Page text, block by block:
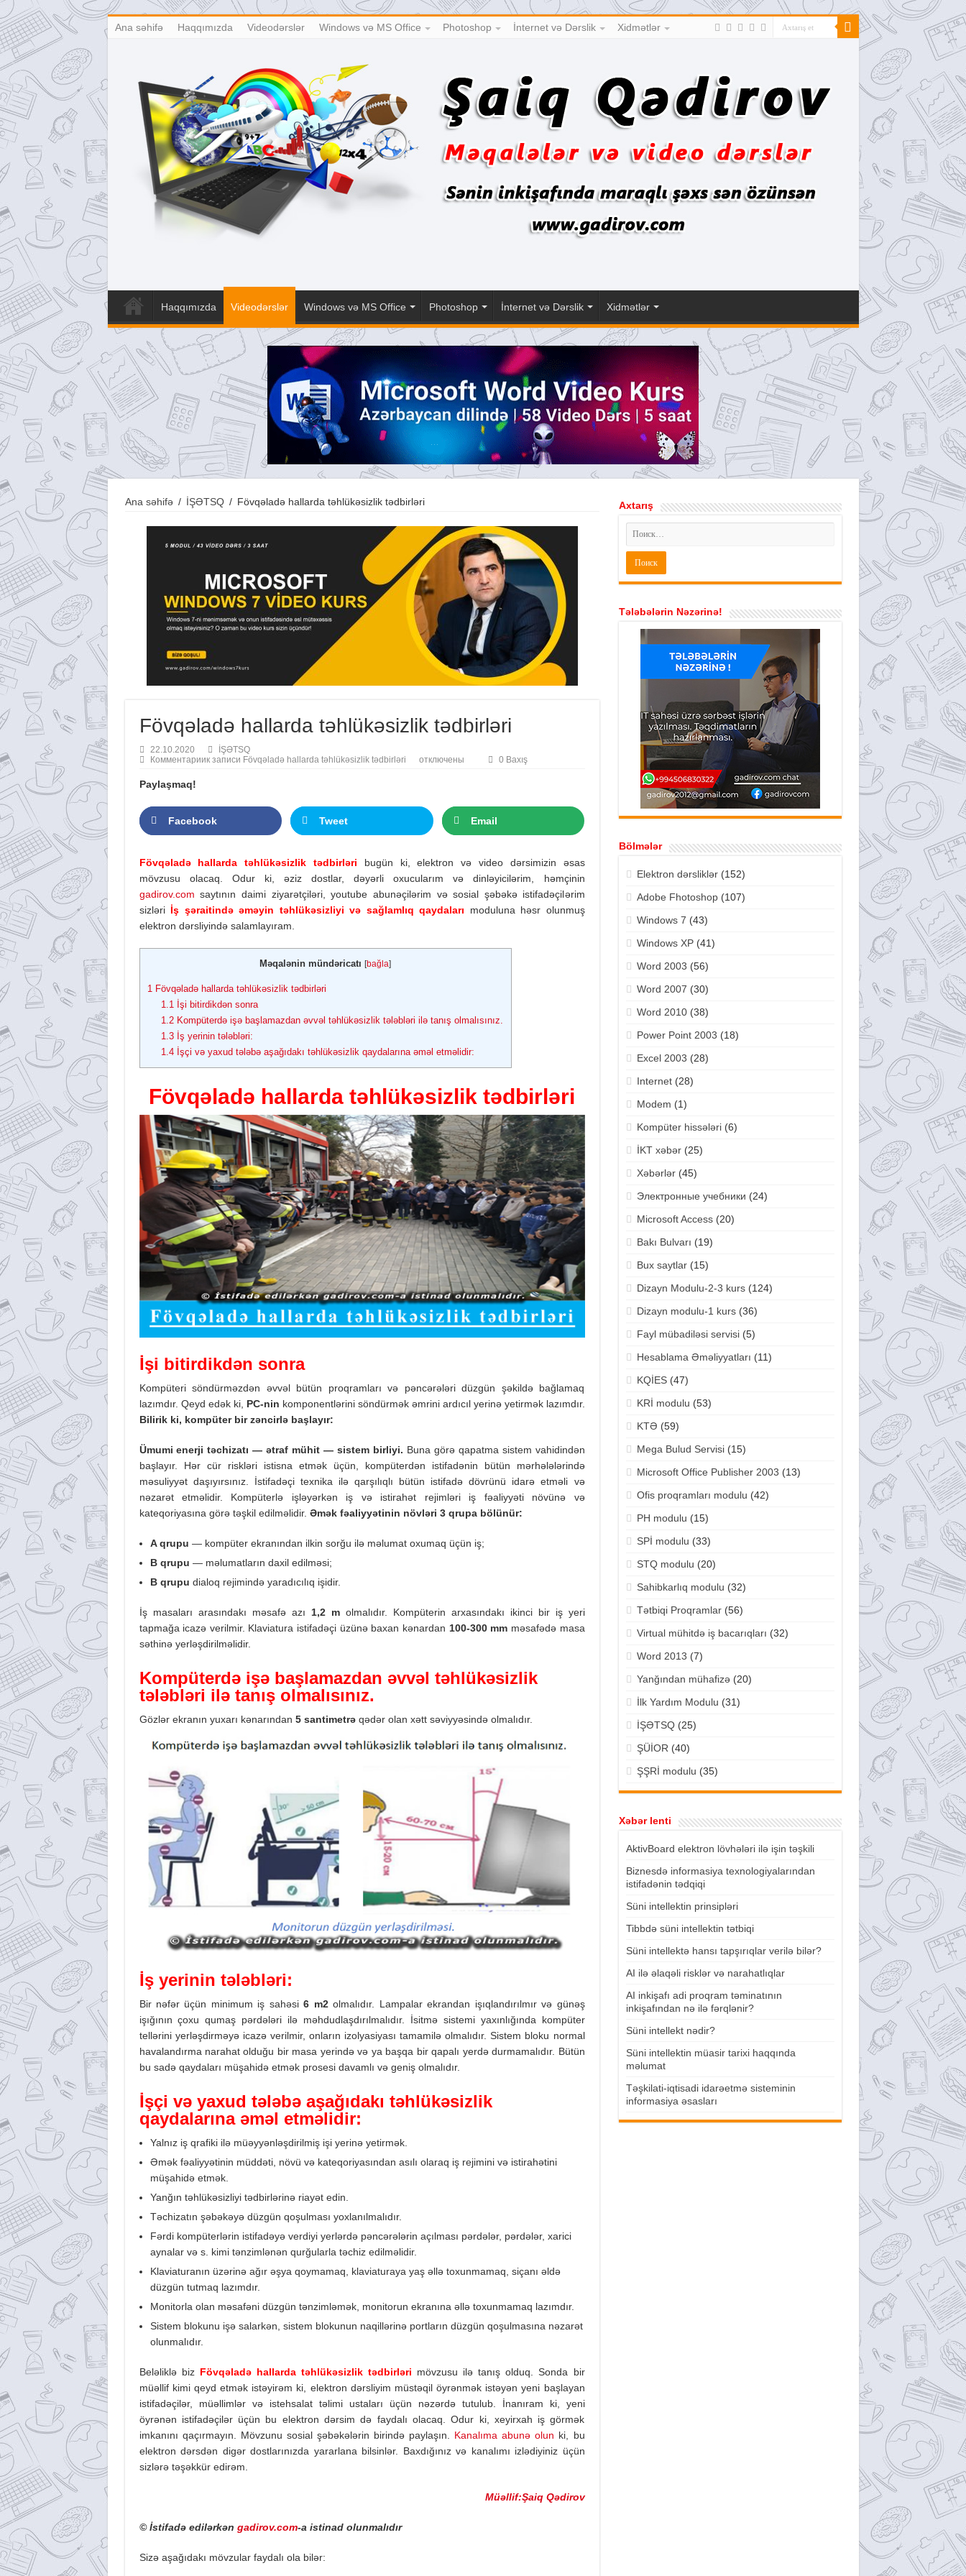
Ana səhifə Haqqımızda Videodərslər Windows və MS Office Photoshop İnternet və Dərslik Xidmətlər
Haqqımızda Videodərslər Windows və MS Office Photoshop İnternet və Dərslik Xidmətlər
Ana səhifə / İŞƏTSQ / Fövqəladə hallarda təhlükəsizlik tədbirləri
Fövqəladə hallarda təhlükəsizlik tədbirləri
22.10.2020
İŞƏTSQ
Комментариик записи Fövqəladə hallarda təhlükəsizlik tədbirləri отключены 0 Baxış
Paylaşmaq!
Facebook Tweet Email
Fövqəladə hallarda təhlükəsizlik tədbirləri bugün ki, elektron və video dərsimizin əsas
mövzusu olacaq. Odur ki, əziz dostlar, dəyərli oxucularım və dinləyicilərim, həmçinin
gadirov.com saytının daimi ziyarətçiləri, youtube abunəçilərim və sosial şəbəkə istifadəçilərim
sizləri İş şəraitində əməyin təhlükəsizliyi və sağlamlıq qaydaları moduluna həsr olunmuş
elektron dərsliyində salamlayıram.
Məqalənin mündəricatı [bağla]
1Fövqəladə hallarda təhlükəsizlik tədbirləri
1.1 İşi bitirdikdən sonra
1.2 Kompüterdə işə başlamazdan əvvəl təhlükəsizlik tələbləri ilə tanış olmalısınız.
1.3 İş yerinin tələbləri:
1.4 İşçi və yaxud tələbə aşağıdakı təhlükəsizlik qaydalarına əməl etməlidir:
Fövqəladə hallarda təhlükəsizlik tədbirləri
İşi bitirdikdən sonra
Kompüteri söndürməzdən əvvəl bütün proqramları və pəncərələri düzgün şəkildə bağlamaq
lazımdır. Qeyd edək ki, PC-nin komponentlərini söndürmək əmrini ardıcıl yerinə yetirmək lazımdır.
Bilirik ki, kompüter bir zəncirlə başlayır:
Ümumi enerji təchizatı — ətraf mühit — sistem birliyi. Buna görə qapatma sistem vahidindən
başlayır. Hər cür riskləri istisna etmək üçün, kompüterdən istifadənin bütün mərhələlərində
məsuliyyət daşıyırsınız. İstifadəçi texnika ilə qarşılıqlı bütün istifadə dövrünü idarə etməli və
nəzarət etməlidir. Kompüterlə işləyərkən iş və istirahət rejimləri iş fəaliyyəti növünə və
kateqoriyasına görə təşkil edilməlidir. Əmək fəaliyyətinin növləri 3 qrupa bölünür:
Aqrupu — kompüter ekranından ilkin sorğu ilə məlumat oxumaq üçün iş;
B qrupu — məlumatların daxil edilməsi;
B qrupu dialoq rejimində yaradıcılıq işidir.
İş masaları arasındakı məsafə azı 1,2 molmalıdır. Kompüterin arxasındakı ikinci bir iş yeri
tapmağa icazə verilmir. Klaviatura istifadəçi üzünə baxan kənardan 100-300 mm məsafədə masa
səthinə yerləşdirilməlidir.
Kompüterdə işə başlamazdan əvvəl təhlükəsizlik
tələbləri ilə tanış olmalısınız.
Gözlər ekranın yuxarı kənarından 5 santimetrə qədər olan xətt səviyyəsində olmalıdır.
İş yerinin tələbləri:
Bir nəfər üçün minimum iş sahəsi6 m2olmalıdır. Lampalar ekrandan işıqlandırılmır və günəş
işığının çoxu qumaş pərdələri ilə məhdudlaşdırılmalıdır. İsitmə sistemi yaxınlığında kompüter
tellərini yerləşdirməyə icazə verilmir, onların izolyasiyası tamamilə olmalıdır. Sistem bloku normal
havalandırma narahat olduğu bir masa yerində və ya başqa bir qapalı yerdə durmamalıdır. Bütün
bu sadə qaydaları müşahidə etmək prosesi davamlı və geniş olmalıdır.
İşçi və yaxud tələbə aşağıdakı təhlükəsizlik
qaydalarına əməl etməlidir:
Yalnız iş qrafiki ilə müəyyənləşdirilmiş işi yerinə yetirmək.
Əmək fəaliyyətinin müddəti, növü və kateqoriyasından asılı olaraq iş rejimini və istirahətini
müşahidə etmək.
Yanğın təhlükəsizliyi tədbirlərinə riayət edin.
Təchizatın şəbəkəyə düzgün qoşulması yoxlanılmalıdır.
Fərdi kompüterlərin istifadəyə verdiyi yerlərdə pəncərələrin açılması pərdələr, pərdələr, xarici
aynalar və s. kimi tənzimlənən qurğularla təchiz edilməlidir.
Klaviaturanın üzərinə ağır əşya qoymamaq, klaviaturaya yaş əllə toxunmamaq, siçanı əldə
düzgün tutmaq lazımdır.
Monitorla olan məsafəni düzgün tənzimləmək, monitorun ekranına əllə toxunmamaq lazımdır.
Sistem blokunu işə salarkən, sistem blokunun naqillərinə portların düzgün qoşulmasına nəzarət
olunmalıdır.
Beləliklə biz Fövqəladə hallarda təhlükəsizlik tədbirləri mövzusu ilə tanış olduq. Sonda bir
müəllif kimi qeyd etmək istəyirəm ki, elektron dərsliyim müstəqil öyrənmək istəyən yeni başlayan
istifadəçilər, müəllimlər və istehsalat təlimi ustaları üçün nəzərdə tutulub. İnanıram ki, yeni
öyrənən istifadəçilər üçün bu elektron dərsim də faydalı olacaq. Odur ki, xeyirxah iş görmək
imkanını qaçırmayın. Mövzunu sosial şəbəkələrin birində paylaşın. Kanalıma abunə olun ki, bu
elektron dərsdən digər dostlarınızda yararlana bilsinlər. Baxdığınız və kanalımı izlədiyiniz üçün
sizlərə təşəkkür edirəm.
Müəllif:Şaiq Qədirov
© İstifadə edilərkən gadirov.com-a istinad olunmalıdır
Sizə aşağıdakı mövzular faydalı ola bilər:
Axtarış
Tələbələrin Nəzərinə!
Bölmələr
Elektron dərsliklər(152)
Adobe Fhotoshop(107)
Windows 7 (43)
Windows XP(41)
Word 2003 (56)
Word 2007 (30)
Word 2010(38)
Power Point 2003 (18)
Excel 2003 (28)
Internet(28)
Modem (1)
Kompüter hissələri(6)
İKT xəbər(25)
Xəbərlər(45)
Электронные учебники (24)
Microsoft Access(20)
Bakı Bulvarı (19)
Bux saytlar(15)
Dizayn Modulu-2-3 kurs(124)
Dizayn modulu-1 kurs(36)
Fayl mübadiləsi servisi(5)
Hesablama Əməliyyatları (11)
KQİES(47)
KRİ modulu (53)
KTƏ (59)
Mega Bulud Servisi(15)
Microsoft Office Publisher 2003 (13)
Ofis proqramları modulu (42)
PH modulu (15)
SPİ modulu (33)
STQ modulu (20)
Sahibkarlıq modulu (32)
Tətbiqi Proqramlar(56)
Virtual mühitdə iş bacarıqları (32)
Word 2013 (7)
Yanğından mühafizə(20)
İlk Yardım Modulu (31)
İŞƏTSQ(25)
ŞÜİOR (40)
ŞŞRİ modulu (35)
Xəbər lenti
AktivBoard elektron lövhələri ilə işin təşkili
Biznesdə informasiya texnologiyalarından
istifadənin tədqiqi
Süni intellektin prinsipləri
Tibbdə süni intellektin tətbiqi
Süni intellektə hansı tapşırıqlar verilə bilər?
AI ilə əlaqəli risklər və narahatlıqlar
AI inkişafı adi proqram təminatının
inkişafından nə ilə fərqlənir?
Süni intellekt nədir?
Süni intellektin müasir tarixi haqqında
məlumat
Təşkilati-iqtisadi idarəetmə sisteminin
informasiya əsasları